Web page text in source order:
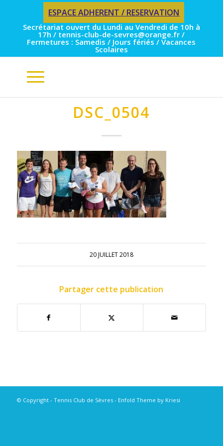
ESPACE ADHERENT / RESERVATION
Secrétariat ouvert du Lundi au Vendredi de 10h à
17h / tennis-club-de-sevres@orange.fr /
Fermetures : Samedis / Jours fériés / Vacances
Scolaires
DSC_0504
20 JUILLET 2018
Partager cette publication
© Copyright - Tennis Club de Sèvres - Enfold Theme by Kriesi